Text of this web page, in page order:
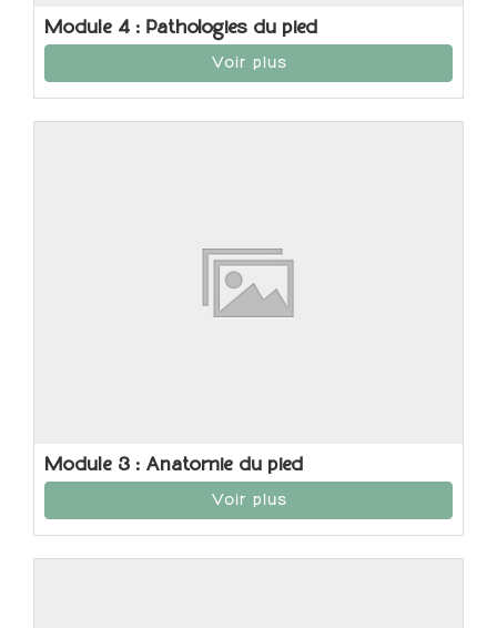
Module 4 : Pathologies du pied
Voir plus
Module 3 : Anatomie du pied
Voir plus